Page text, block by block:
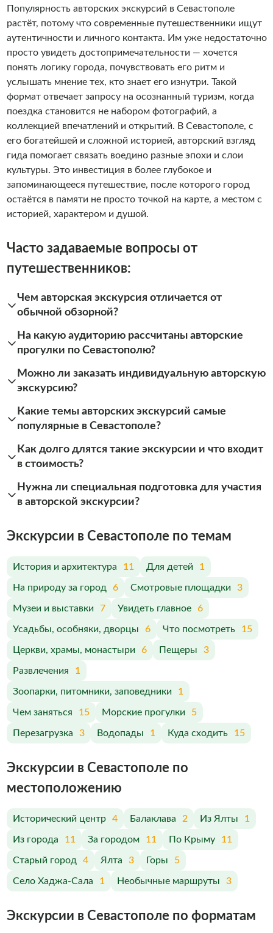
Популярность авторских экскурсий в Севастополе
растёт, потому что современные путешественники ищут
аутентичности и личного контакта. Им уже недостаточно
просто увидеть достопримечательности — хочется
понять логику города, почувствовать его ритм и
услышать мнение тех, кто знает его изнутри. Такой
формат отвечает запросу на осознанный туризм, когда
поездка становится не набором фотографий, а
коллекцией впечатлений и открытий. В Севастополе, с
его богатейшей и сложной историей, авторский взгляд
гида помогает связать воедино разные эпохи и слои
культуры. Это инвестиция в более глубокое и
запоминающееся путешествие, после которого город
остаётся в памяти не просто точкой на карте, а местом с
историей, характером и душой.
Часто задаваемые вопросы от
путешественников:
Чем авторская экскурсия отличается от
обычной обзорной?
На какую аудиторию рассчитаны авторские
прогулки по Севастополю?
Можно ли заказать индивидуальную авторскую
экскурсию?
Какие темы авторских экскурсий самые
популярные в Севастополе?
Как долго длятся такие экскурсии и что входит
в стоимость?
Нужна ли специальная подготовка для участия
в авторской экскурсии?
Экскурсии в Севастополе по темам
История и архитектура 11 Для детей 1
На природу за город 6 Смотровые площадки 3
Музеи и выставки 7 Увидеть главное 6
Усадьбы, особняки, дворцы 6 Что посмотреть 15
Церкви, храмы, монастыри 6 Пещеры 3
Развлечения 1
Зоопарки, питомники, заповедники 1
Чем заняться 15 Морские прогулки 5
Перезагрузка 3 Водопады 1 Куда сходить 15
Экскурсии в Севастополе по
меcтоположению
Исторический центр 4 Балаклава 2 Из Ялты 1
Из города 11 За городом 11 По Крыму 11
Старый город 4 Ялта 3 Горы 5
Село Хаджа-Сала 1 Необычные маршруты 3
Экскурсии в Севастополе по форматам